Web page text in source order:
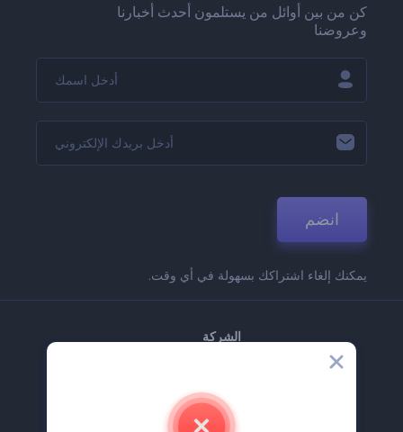
كن من بين أوائل من يستلمون أحدث أخبارنا
وعروضنا
انضم
يمكنك إلغاء اشتراكك بسهولة في أي وقت.
الشركة
اتصل بنا
وظائف